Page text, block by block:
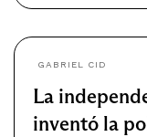
GABRIEL CID
La
inventó la